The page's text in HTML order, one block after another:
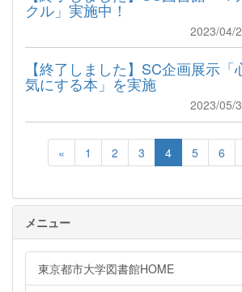
クル」実施中！
2023/04/
【終了しました】SC企画展示
気にする本」を実施
2023/05/
« 1 2 3 4 5 6
メニュー
東京都市大学図書館HOME